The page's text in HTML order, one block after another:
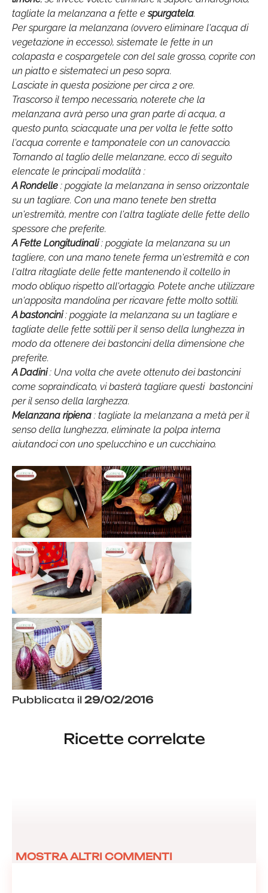
tagliate la melanzana a fette espurgatela.
Per spurgare la melanzana (ovvero eliminare l'acqua di
vegetazione in eccesso), sistemate le fette in un
colapasta e cospargetele con del sale grosso, coprite con
un piatto e sistemateci un peso sopra.
Lasciate in questa posizione per circa 2 ore.
Trascorso il tempo necessario, noterete che la
melanzana avrà perso una gran parte di acqua, a
questo punto, sciacquate una per volta le fette sotto
l'acqua corrente e tamponatele con un canovaccio.
Tornando al taglio delle melanzane, ecco di seguito
elencate le principali modalità :
A Rondelle : poggiate la melanzana in senso orizzontale
su un tagliare. Con una mano tenete ben stretta
un'estremità, mentre con l'altra tagliate delle fette dello
spessore che preferite.
A Fette Longitudinali: poggiate la melanzana su un
tagliere, con una mano tenete ferma un'estremità e con
l'altra ritagliate delle fette mantenendo il coltello in
modo obliquo rispetto all'ortaggio. Potete anche utilizzare
un'apposita mandolina per ricavare fette molto sottili.
A bastoncini: poggiate la melanzana su un tagliare e
tagliate delle fette sottili per il senso della lunghezza in
modo da ottenere dei bastoncini della dimensione che
preferite.
A Dadini: Una volta che avete ottenuto dei bastoncini
come sopraindicato, vi basterà tagliare questi bastoncini
per il senso della larghezza.
Melanzana ripiena : tagliate la melanzana a metà per il
senso della lunghezza, eliminate la polpa interna
aiutandoci con uno spelucchino e un cucchiaino.
Pubblicata il 29/02/2016
Ricette correlate
MOSTRA ALTRI COMMENTI